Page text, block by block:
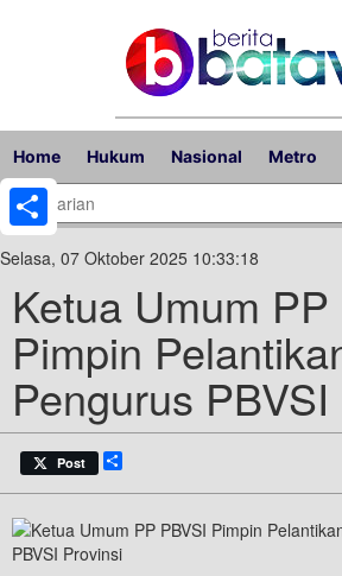
Home Hukum Nasional Metro
Selasa, 07 Oktober 2025 10:33:18
Ketua Umum PP
Pimpin
Pengurus
Post
Share